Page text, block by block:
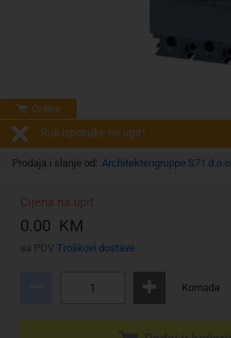
Online
Rok isporuke na upit!
Prodaja i slanje od: Architektengruppe S71 d.o.o.
Cijena na upit
0.00 KM
sa PDV Troškovi dostave
Komada